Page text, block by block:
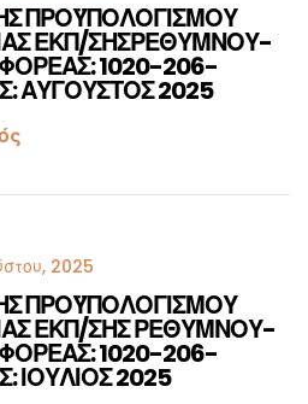
ΠΡΟΫΠΟΛΟΓΙΣΜΟΥ
ΕΚΠ/ΣΗΣΡΕΘΥΜΝΟΥ-
1020-206-
ΑΥΓΟΥΣΤΟΣ 2025
2025
ΠΡΟΫΠΟΛΟΓΙΣΜΟΥ
ΕΚΠ/ΣΗΣ ΡΕΘΥΜΝΟΥ-
1020-206-
ΙΟΥΛΙΟΣ 2025